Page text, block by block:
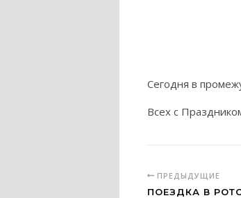
Cегодня в
Всех с
ПРЕДЫДУЩИЕ
ПОЕЗДКА В